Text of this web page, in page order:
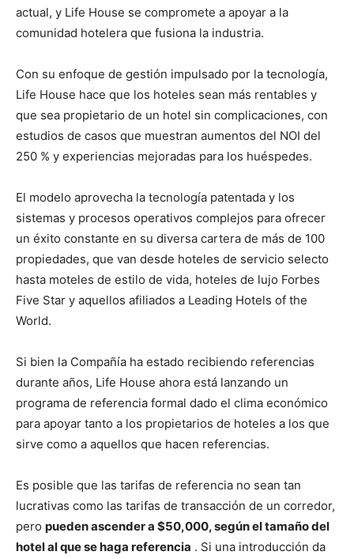
actual, y Life House se compromete a apoyar a la
comunidad hotelera que fusiona la industria.
Con su enfoque de gestión impulsado por la tecnología,
Life House hace que los hoteles sean más rentables y
que sea propietario de un hotel sin complicaciones, con
estudios de casos que muestran aumentos del NOI del
250 % y experiencias mejoradas para los huéspedes.
El modelo aprovecha la tecnología patentada y los
sistemas y procesos operativos complejos para ofrecer
un éxito constante en su diversa cartera de más de 100
propiedades, que van desde hoteles de servicio selecto
hasta moteles de estilo de vida, hoteles de lujo Forbes
Five Star y aquellos afiliados a Leading Hotels of the
World.
Si bien la Compañía ha estado recibiendo referencias
durante años, Life House ahora está lanzando un
programa de referencia formal dado el clima económico
para apoyar tanto a los propietarios de hoteles a los que
sirve como a aquellos que hacen referencias.
Es posible que las tarifas de referencia no sean tan
lucrativas como las tarifas de transacción de un corredor,
pero pueden ascender a $50,000, según el tamaño del
hotel al que se haga referencia . Si una introducción da